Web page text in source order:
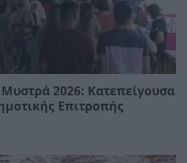
2026: Κατεπείγουσα
Επιτροπής